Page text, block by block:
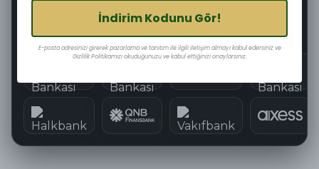
Güvenli Alışveriş Tüm Kartlara 12 Taksit
İndirim Kodunu Gör!
E-posta adresinizi girerek pazarlama ve tanıtım ile ilgili iletişim almayı kabul edersiniz ve
Gizlilik Politikamızı okuduğunuzu ve kabul ettiğinizi onaylarsınız.